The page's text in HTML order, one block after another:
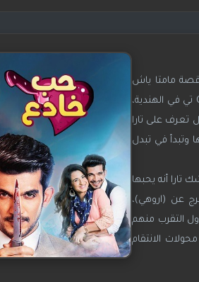
مامتا ياش
باتنايك، الأبطال الرئيسين هم أرجون بيجلاني وعائشة بنوار ونيا شارما، عرض العرض لأول مرة في 20 سبتمبر 2017 على قناة Colors تي في الهندية،
تعرف على تارا
وتبدأ في تبدل
تارا أنه يحبها
السجن لمدة 15 سنة، بعد سنتان يفرج عن (اروهي)،
التقرب منهم
الانتقام